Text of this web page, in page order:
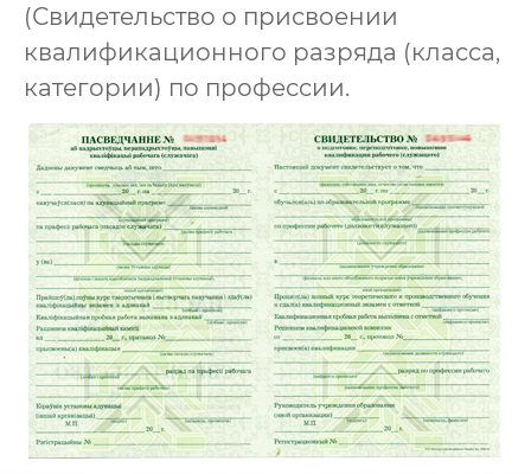
(Свидетельство о присвоении
квалификационного разряда (класса,
категории) по профессии.